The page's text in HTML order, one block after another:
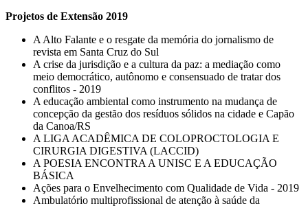
Projetos de Extensão 2019
A Alto Falante e o resgate da memória do jornalismo de
revista em Santa Cruz do Sul
A crise da jurisdição e a cultura da paz: a mediação como
meio democrático, autônomo e consensuado de tratar dos
conflitos - 2019
A educação ambiental como instrumento na mudança de
concepção da gestão dos resíduos sólidos na cidade e Capão
da Canoa/RS
A LIGA ACADÊMICA DE COLOPROCTOLOGIA E
CIRURGIA DIGESTIVA (LACCID)
A POESIA ENCONTRA A UNISC E A EDUCAÇÃO
BÁSICA
Ações para o Envelhecimento com Qualidade de Vida - 2019
Ambulatório multiprofissional de atenção à saúde da